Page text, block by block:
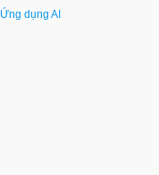
Ứng dụng AI